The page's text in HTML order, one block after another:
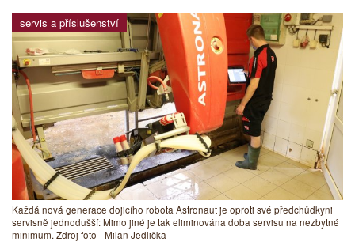
servis a příslušenství
Každá nová generace dojicího robota Astronaut je oproti své předchůdkyni
servisně jednodušší: Mimo jiné je tak eliminována doba servisu na nezbytné
minimum. Zdroj foto - Milan Jedlička